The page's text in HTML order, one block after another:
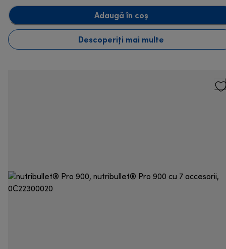
Adaugă în coș
Descoperiți mai multe